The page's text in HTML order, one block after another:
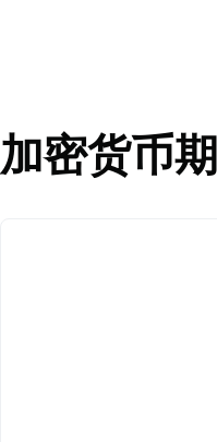
加密货币